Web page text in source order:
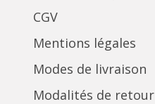
CGV
Mentions légales
Modes de livraison
Modalités de retour